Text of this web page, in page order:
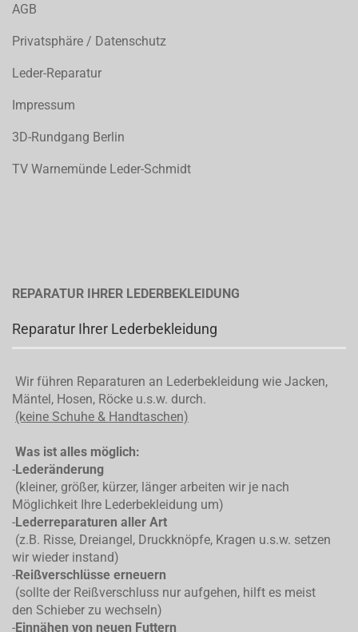
AGB
Privatsphäre / Datenschutz
Leder-Reparatur
Impressum
3D-Rundgang Berlin
TV Warnemünde Leder-Schmidt
REPARATUR IHRER LEDERBEKLEIDUNG
Reparatur Ihrer Lederbekleidung
Wir führen Reparaturen an Lederbekleidung wie Jacken,
Mäntel, Hosen, Röcke u.s.w. durch.
(keine Schuhe & Handtaschen)
Was ist alles möglich:
-Lederänderung
(kleiner, größer, kürzer, länger arbeiten wir je nach
Möglichkeit Ihre Lederbekleidung um)
-Lederreparaturen aller Art
(z.B. Risse, Dreiangel, Druckknöpfe, Kragen u.s.w. setzen
wir wieder instand)
-Reißverschlüsse erneuern
(sollte der Reißverschluss nur aufgehen, hilft es meist
den Schieber zu wechseln)
-Einnähen von neuen Futtern